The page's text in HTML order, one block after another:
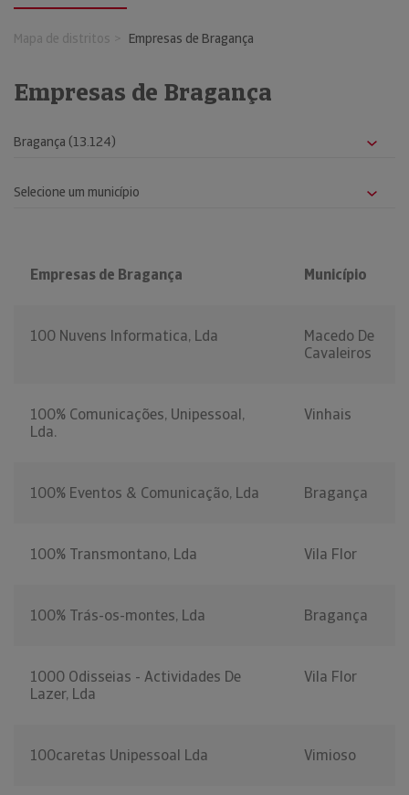
Mapa de distritos Empresas de Bragança
Empresas de Bragança
Empresas de Bragança Município
100 Nuvens Informatica, Lda
Macedo De
Cavaleiros
100% Comunicações, Unipessoal,
Lda.
Vinhais
100% Eventos & Comunicação, Lda Bragança
100% Transmontano, Lda Vila Flor
100% Trás-os-montes, Lda Bragança
1000 Odisseias - Actividades De
Lazer, Lda
Vila Flor
100caretas Unipessoal Lda Vimioso